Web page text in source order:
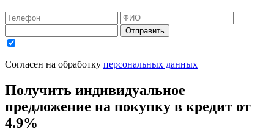
Отправить
Согласен на обработку персональных данных
Получить индивидуальное
предложение на покупку в кредит от
4.9%